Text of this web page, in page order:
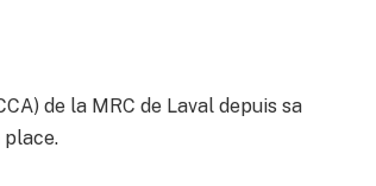
de la MRC de Laval depuis sa
place.